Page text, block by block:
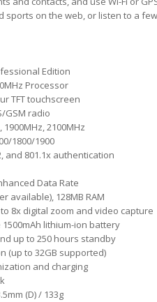
sports on the web, or listen to a
Edition
Processor
TFT touchscreen
GSM radio
2100MHz
1800/1900
and 801.1x authentication
Data Rate
available), 128MB RAM
8x digital zoom and video capture
lithium-ion battery
up to 250 hours standby
(up to 32GB supported)
and charging
(D) / 133g